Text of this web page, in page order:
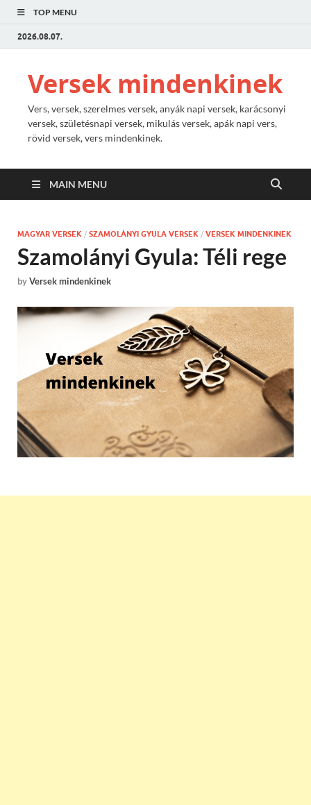
TOP MENU
2026.08.07.
Versek mindenkinek
Vers, versek, szerelmes versek, anyák napi versek, karácsonyi
versek, születésnapi versek, mikulás versek, apák napi vers,
rövid versek, vers mindenkinek.
MAIN MENU
MAGYAR VERSEK / SZAMOLÁNYI GYULA VERSEK / VERSEK MINDENKINEK
Szamolányi Gyula: Téli rege
byVersek mindenkinek